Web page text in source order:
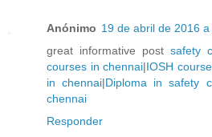
Anónimo 19 de abril de 2016
great informative post safety
courses in chennai|IOSH
in chennai|Diploma in safety
chennai
Responder